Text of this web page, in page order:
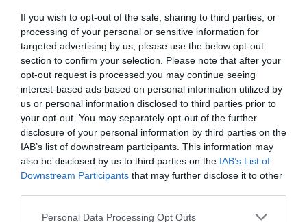
If you wish to opt-out of the sale, sharing to third parties, or
processing of your personal or sensitive information for
targeted advertising by us, please use the below opt-out
section to confirm your selection. Please note that after your
opt-out request is processed you may continue seeing
interest-based ads based on personal information utilized by
us or personal information disclosed to third parties prior to
your opt-out. You may separately opt-out of the further
disclosure of your personal information by third parties on the
IAB’s list of downstream participants. This information may
also be disclosed by us to third parties on the IAB’s List of
Downstream Participants that may further disclose it to other
Personal Data Processing Opt Outs
• certificato che attesta una sola dose di
vaccinazione da COVID-19.
In assenza di questi documenti, è necessario
eseguire un test per il coronavirus (entro le 72
ore dall’ingresso nel paese).